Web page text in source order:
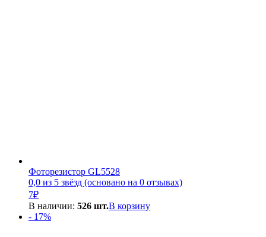
Фоторезистор GL5528
0,0 из 5 звёзд (основано на 0 отзывах)
7₽
В наличии: 526 шт.В корзину
- 17%